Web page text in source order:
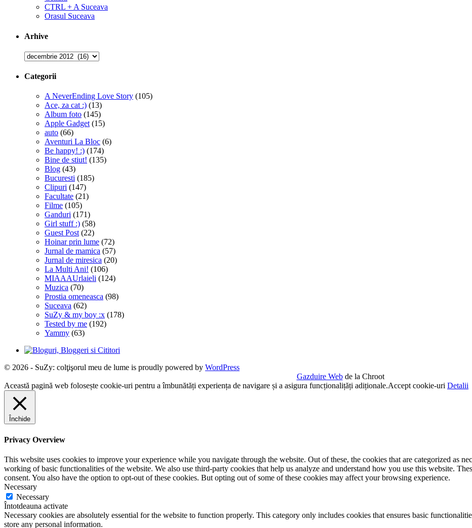
CTRL + A Suceava
Orasul Suceava
Arhive
Arhive
Categorii
A NeverEnding Love Story (105)
Ace, za cat :) (13)
Album foto (145)
Apple Gadget (15)
auto (66)
Aventuri La Bloc (6)
Be happy! :) (174)
Bine de stiut! (135)
Blog (43)
Bucuresti (185)
Clipuri (147)
Facultate (21)
Filme (105)
Ganduri (171)
Girl stuff :) (58)
Guest Post (22)
Hoinar prin lume (72)
Jurnal de mamica (57)
Jurnal de miresica (20)
La Multi Ani! (106)
MIAAAUrlaieli (124)
Muzica (70)
Prostia omeneasca (98)
Suceava (62)
SuZy & my boy :x (178)
Tested by me (192)
Yammy (63)
© 2026 - SuZy: colţişorul meu de lume is proudly powered by WordPress
Gazduire Webde la Chroot
Această pagină web folosește cookie-uri pentru a îmbunătăți experiența de navigare și a asigura funcționalițăți adiționale.Accept cookie-uri Detalii
Închide
Privacy Overview
This website uses cookies to improve your experience while you navigate through the website. Out of these, the cookies that are categorized as
working of basic functionalities of the website. We also use third-party cookies that help us analyze and understand how you use this website.
consent. You also have the option to opt-out of these cookies. But opting out of some of these cookies may affect your browsing experience.
Necessary
Necessary
Întotdeauna activate
Necessary cookies are absolutely essential for the website to function properly. This category only includes cookies that ensures basic
store any personal information.